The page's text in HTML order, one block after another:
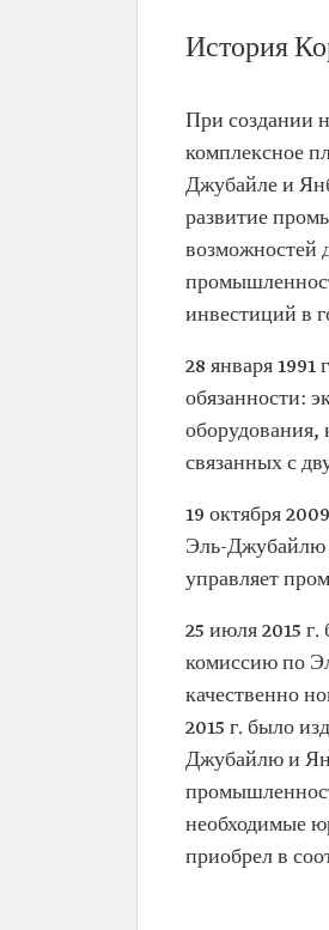
История
При создании
комплексное
Джубайле и
развитие
возможностей
инвестиций в
28 января
обязанности:
оборудования,
связанных с
19 октября
Эль-Джубайлю
управляет
25 июля 2015
комиссию по
качественно
2015 г. было
Джубайлю и
необходимые
приобрел в